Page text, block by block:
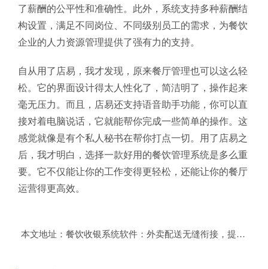
了薪酬的公平性和准确性。此外，系统支持多种薪酬结
构设置，满足不同岗位、不同级别员工的需求，为餐饮
企业的人力资源管理提供了强有力的支持。
自从用了店易，我才发现，原来餐厅管理也可以这么轻
松。它的界面设计得太人性化了，简洁明了，操作起来
毫无压力。而且，店易还支持语音助手功能，你可以直
接对着电脑说话，它就能帮你完成一些简单的操作。这
感觉就像是有个私人秘书在帮你打点一切。用了店易之
后，我才明白，选择一款好用的餐饮管理系统是多么重
要。它不仅能让你的工作变得更轻松，还能让你的餐厅
运营得更高效。
本文地址： 餐饮收银系统软件：外卖配送无缝衔接，提升顾客